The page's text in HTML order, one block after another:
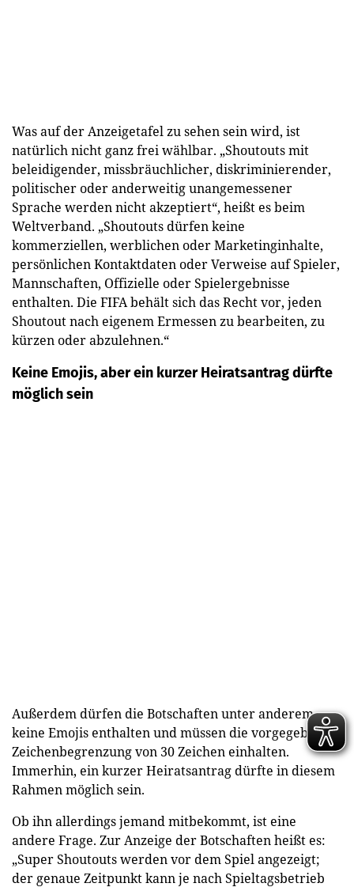
Was auf der Anzeigetafel zu sehen sein wird, ist
natürlich nicht ganz frei wählbar. „Shoutouts mit
beleidigender, missbräuchlicher, diskriminierender,
politischer oder anderweitig unangemessener
Sprache werden nicht akzeptiert“, heißt es beim
Weltverband. „Shoutouts dürfen keine
kommerziellen, werblichen oder Marketinginhalte,
persönlichen Kontaktdaten oder Verweise auf Spieler,
Mannschaften, Offizielle oder Spielergebnisse
enthalten. Die FIFA behält sich das Recht vor, jeden
Shoutout nach eigenem Ermessen zu bearbeiten, zu
kürzen oder abzulehnen.“
Keine Emojis, aber ein kurzer Heiratsantrag dürfte
möglich sein
Außerdem dürfen die Botschaften unter anderem
keine Emojis enthalten und müssen die vorgegebene
Zeichenbegrenzung von 30 Zeichen einhalten.
Immerhin, ein kurzer Heiratsantrag dürfte in diesem
Rahmen möglich sein.
Ob ihn allerdings jemand mitbekommt, ist eine
andere Frage. Zur Anzeige der Botschaften heißt es:
„Super Shoutouts werden vor dem Spiel angezeigt;
der genaue Zeitpunkt kann je nach Spieltagsbetrieb